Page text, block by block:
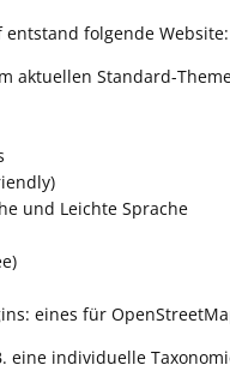
folgende Website:
aktuellen Standard-
und Leichte Sprache
eines für
eine individuelle